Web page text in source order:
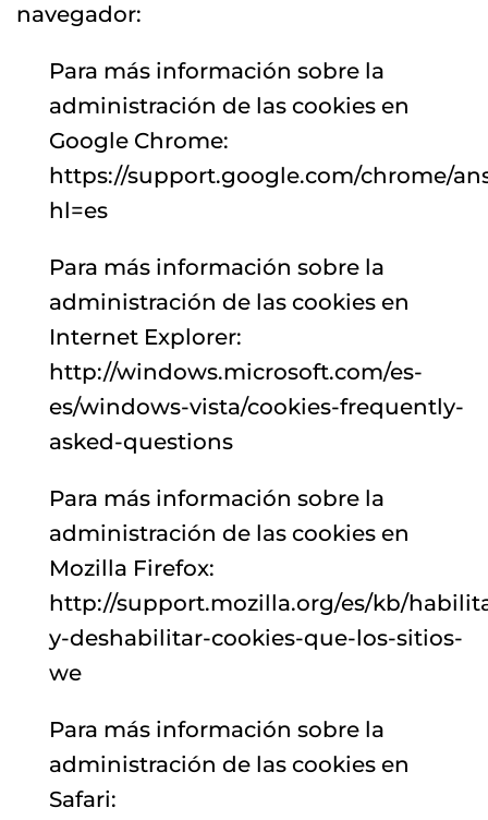
navegador:
Para más información sobre la
administración de las cookies en
Google Chrome:
https://support.google.com/chrome/
hl=es
Para más información sobre la
administración de las cookies en
Internet Explorer:
http://windows.microsoft.com/es-
es/windows-vista/cookies-frequently-
asked-questions
Para más información sobre la
administración de las cookies en
Mozilla Firefox:
http://support.mozilla.org/es/kb/
y-deshabilitar-cookies-que-los-sitios-
we
Para más información sobre la
administración de las cookies en
Safari: